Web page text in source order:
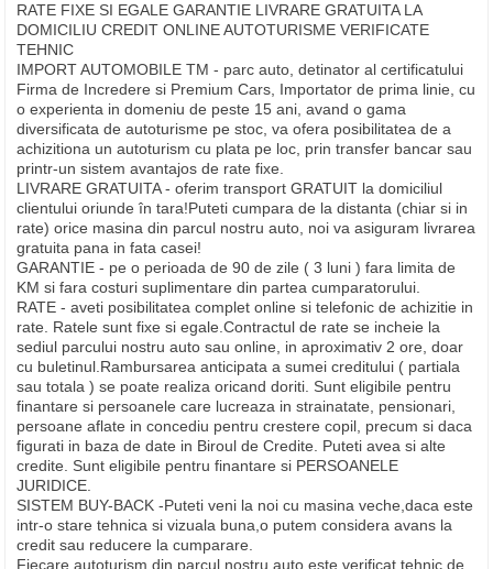
RATE FIXE SI EGALE GARANTIE LIVRARE GRATUITA LA
DOMICILIU CREDIT ONLINE AUTOTURISME VERIFICATE
TEHNIC
IMPORT AUTOMOBILE TM - parc auto, detinator al certificatului
Firma de Incredere si Premium Cars, Importator de prima linie, cu
o experienta in domeniu de peste 15 ani, avand o gama
diversificata de autoturisme pe stoc, va ofera posibilitatea de a
achizitiona un autoturism cu plata pe loc, prin transfer bancar sau
printr-un sistem avantajos de rate fixe.
LIVRARE GRATUITA - oferim transport GRATUIT la domiciliul
clientului oriunde în tara!Puteti cumpara de la distanta (chiar si in
rate) orice masina din parcul nostru auto, noi va asiguram livrarea
gratuita pana in fata casei!
GARANTIE - pe o perioada de 90 de zile ( 3 luni ) fara limita de
KM si fara costuri suplimentare din partea cumparatorului.
RATE - aveti posibilitatea complet online si telefonic de achizitie in
rate. Ratele sunt fixe si egale.Contractul de rate se incheie la
sediul parcului nostru auto sau online, in aproximativ 2 ore, doar
cu buletinul.Rambursarea anticipata a sumei creditului ( partiala
sau totala ) se poate realiza oricand doriti. Sunt eligibile pentru
finantare si persoanele care lucreaza in strainatate, pensionari,
persoane aflate in concediu pentru crestere copil, precum si daca
figurati in baza de date in Biroul de Credite. Puteti avea si alte
credite. Sunt eligibile pentru finantare si PERSOANELE
JURIDICE.
SISTEM BUY-BACK -Puteti veni la noi cu masina veche,daca este
intr-o stare tehnica si vizuala buna,o putem considera avans la
credit sau reducere la cumparare.
Fiecare autoturism din parcul nostru auto este verificat tehnic de